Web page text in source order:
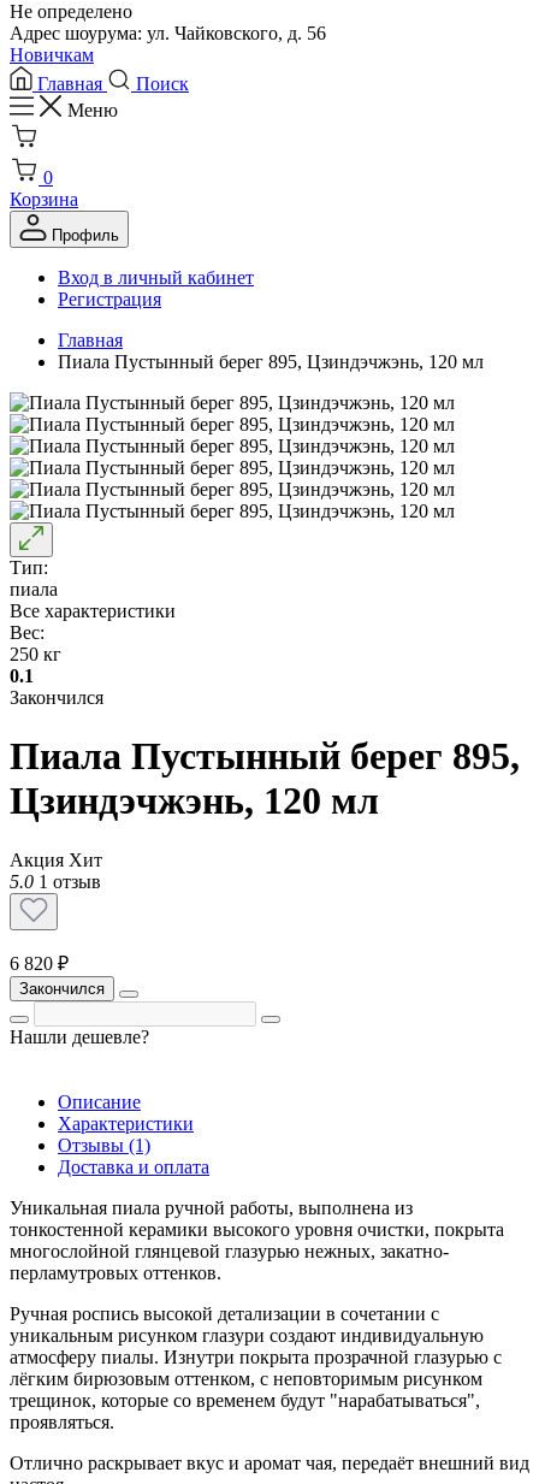
Не определено
Адрес шоурума: ул. Чайковского, д. 56
Новичкам
Главная
Поиск
Меню
0
Корзина
Профиль
Вход в личный кабинет
Регистрация
Главная
Пиала Пустынный берег 895, Цзиндэчжэнь, 120 мл
Тип:
пиала
Все характеристики
Вес:
250 кг
0.1
Закончился
Пиала Пустынный берег 895,
Цзиндэчжэнь, 120 мл
Акция Хит
5.0 1 отзыв
6 820 ₽
Закончился
Нашли дешевле?
Описание
Характеристики
Отзывы (1)
Доставка и оплата
Уникальная пиала ручной работы, выполнена из
тонкостенной керамики высокого уровня очистки, покрыта
многослойной глянцевой глазурью нежных, закатно-
перламутровых оттенков.
Ручная роспись высокой детализации в сочетании с
уникальным рисунком глазури создают индивидуальную
атмосферу пиалы. Изнутри покрыта прозрачной глазурью с
лёгким бирюзовым оттенком, с неповторимым рисунком
трещинок, которые со временем будут "нарабатываться",
проявляться.
Отлично раскрывает вкус и аромат чая, передаёт внешний вид